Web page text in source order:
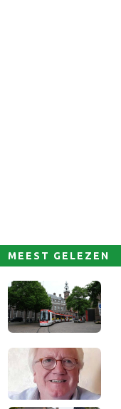
MEEST GELEZEN